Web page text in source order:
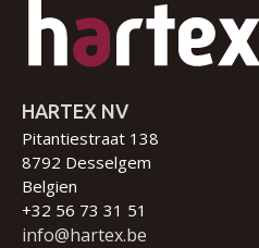
HARTEX NV
Pitantiestraat 138
8792 Desselgem
Belgien
+32 56 73 31 51
info@hartex.be